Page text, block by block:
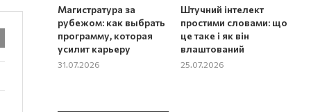
Магистратура за
рубежом: как выбрать
программу, которая
усилит карьеру
31.07.2026
Штучний інтелект
простими словами: що
це таке і як він
влаштований
25.07.2026